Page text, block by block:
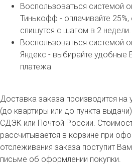
Воспользоваться системой
Тинькофф - оплачивайте 25%,
спишутся с шагом в 2 недели.
Воспользоваться системой
Яндекс - выбирайте удобные
платежа
Доставка заказа производится
(до квартиры или до пункта
СДЭК или Почтой России.
рассчитывается в корзине при
отслеживания заказа поступит
письме об оформлении покупки.